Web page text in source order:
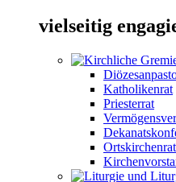
vielseitig
Katholikenrat
Priesterrat